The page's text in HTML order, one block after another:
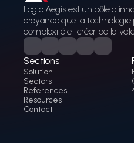
Logic Aegis est un pôle
croyance que la
complexité et créer de la
Sections
Solution
Sectors
References
Resources
Contact